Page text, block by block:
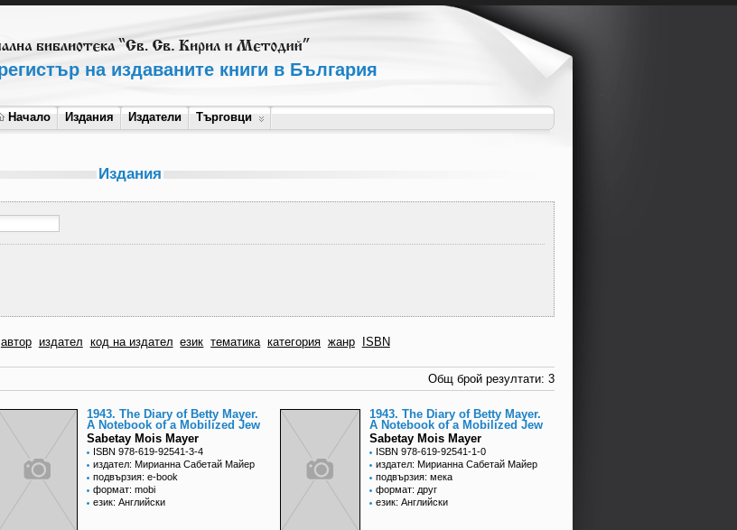
на издаваните книги в България
Начало Издания Издатели Търговци
Издания
автор издател код на издател език тематика категория жанр ISBN
Общ брой резултати: 3
1943. The Diary of Betty Mayer.
A Notebook of a Mobilized Jew
Sabetay Mois Mayer
ISBN 978-619-92541-3-4
издател: Мирианна Сабетай Майер
подвързия: e-book
формат: mobi
език: Английски
1943. The Diary of Betty Mayer.
A Notebook of a Mobilized Jew
Sabetay Mois Mayer
ISBN 978-619-92541-1-0
издател: Мирианна Сабетай Майер
подвързия: мека
формат: друг
език: Английски